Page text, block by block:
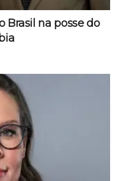
Brasil na posse do